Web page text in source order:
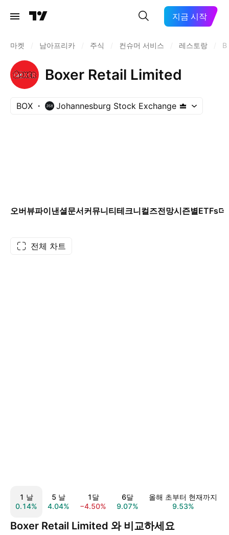
지금 시작
마켓 남아프리카 주식 컨슈머 서비스 레스토랑
Boxer Retail Limited
BOX Johannesburg Stock Exchange
오버뷰파이낸셜문서커뮤니티테크니컬즈전망시즌별ETFs더
전체 차트
1 날
0.14%
5 날
4.04%
1달
−4.50%
6달
9.07%
올해 초부터 현재까지
9.53%
Boxer Retail Limited 와 비교하세요